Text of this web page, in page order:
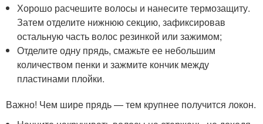
Хорошо расчешите волосы и нанесите термозащиту.
Затем отделите нижнюю секцию, зафиксировав
остальную часть волос резинкой или зажимом;
Отделите одну прядь, смажьте ее небольшим
количеством пенки и зажмите кончик между
пластинами плойки.
Важно! Чем шире прядь — тем крупнее получится локон.